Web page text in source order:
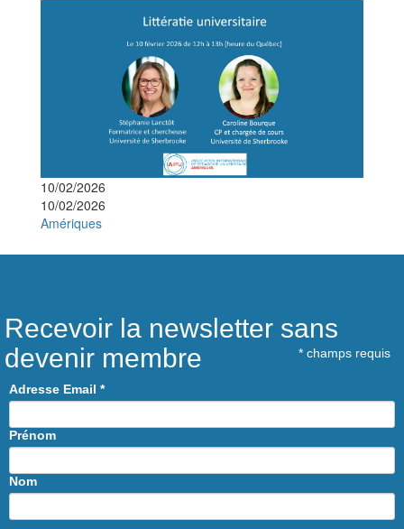
10/02/2026
10/02/2026
Amériques
Recevoir la newsletter sans
devenir membre
* champs requis
Adresse Email *
Prénom
Nom